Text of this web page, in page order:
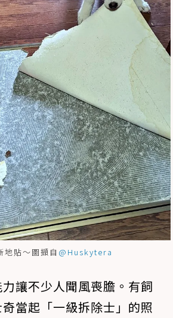
地貼～圖擷自 @Huskytera
讓不少人聞風喪膽。有飼
當起「一級拆除士」的照